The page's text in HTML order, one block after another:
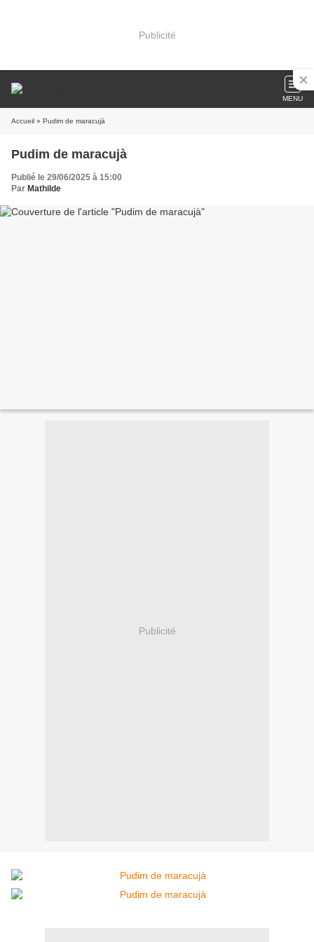
Publicité
MENU
Accueil » Pudim de maracujà
Pudim de maracujà
Publié le 29/06/2025 à 15:00
Par Mathilde
Publicité